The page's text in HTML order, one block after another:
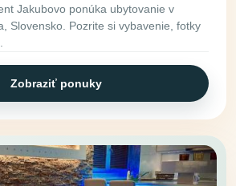
Jakubovo ponúka ubytovanie v
Slovensko. Pozrite si vybavenie, fotky
Zobraziť ponuky